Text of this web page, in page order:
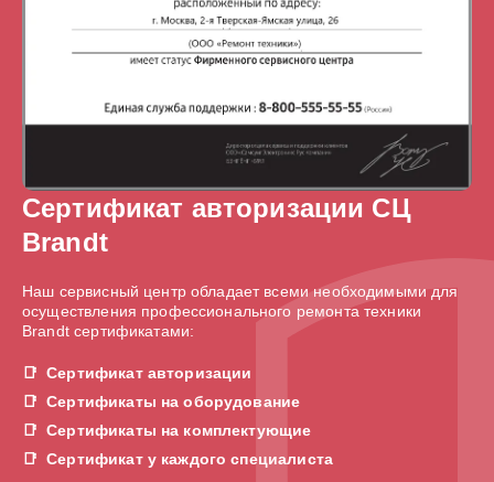
Сертификат авторизации СЦ
Brandt
Наш сервисный центр обладает всеми необходимыми для
осуществления профессионального ремонта техники
Brandt сертификатами:
Сертификат авторизации
Сертификаты на оборудование
Сертификаты на комплектующие
Сертификат у каждого специалиста